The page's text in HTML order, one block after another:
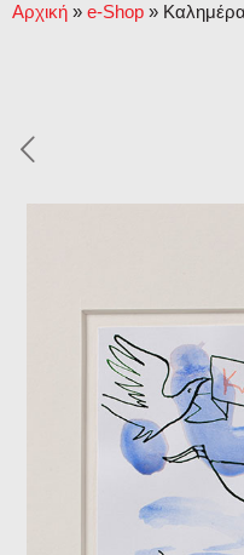
Αρχική » e-Shop »